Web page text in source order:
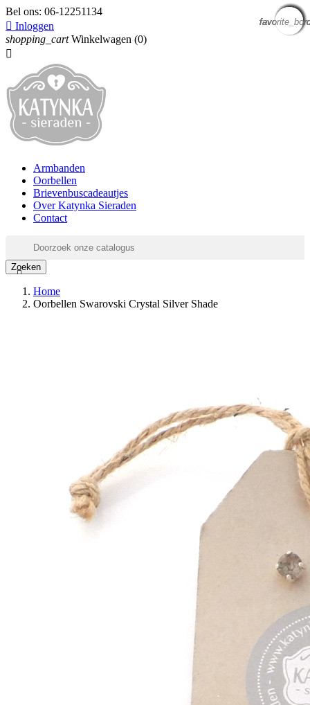
Bel ons: 06-12251134
 Inloggen
shopping_cart Winkelwagen (0)

Armbanden
Oorbellen
Brievenbuscadeautjes
Over Katynka Sieraden
Contact

Zoeken
Home
Oorbellen Swarovski Crystal Silver Shade